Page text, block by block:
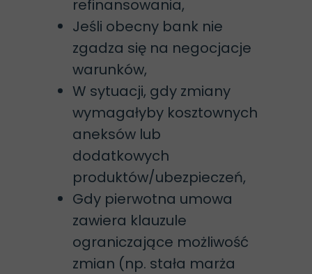
refinansowania,
Jeśli obecny bank nie
zgadza się na negocjacje
warunków,
W sytuacji, gdy zmiany
wymagałyby kosztownych
aneksów lub
dodatkowych
produktów/ubezpieczeń,
Gdy pierwotna umowa
zawiera klauzule
ograniczające możliwość
zmian (np. stała marża